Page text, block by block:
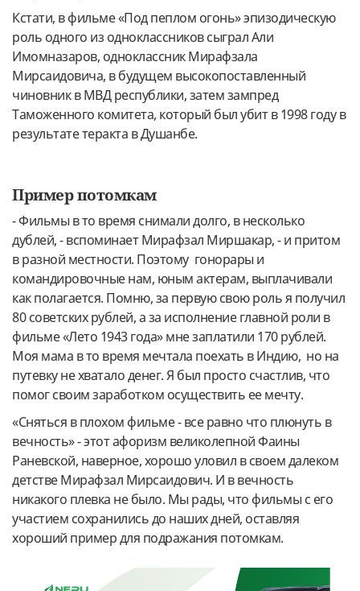
Кстати, в фильме «Под пеплом огонь» эпизодическую
роль одного из одноклассников сыграл Али
Имомназаров, одноклассник Мирафзала
Мирсаидовича, в будущем высокопоставленный
чиновник в МВД республики, затем зампред
Таможенного комитета, который был убит в 1998 году в
результате теракта в Душанбе.
Пример потомкам
- Фильмы в то время снимали долго, в несколько
дублей, - вспоминает Мирафзал Миршакар, - и притом
в разной местности. Поэтому гонорары и
командировочные нам, юным актерам, выплачивали
как полагается. Помню, за первую свою роль я получил
80 советских рублей, а за исполнение главной роли в
фильме «Лето 1943 года» мне заплатили 170 рублей.
Моя мама в то время мечтала поехать в Индию, но на
путевку не хватало денег. Я был просто счастлив, что
помог своим заработком осуществить ее мечту.
«Сняться в плохом фильме - все равно что плюнуть в
вечность» - этот афоризм великолепной Фаины
Раневской, наверное, хорошо уловил в своем далеком
детстве Мирафзал Мирсаидович. И в вечность
никакого плевка не было. Мы рады, что фильмы с его
участием сохранились до наших дней, оставляя
хороший пример для подражания потомкам.